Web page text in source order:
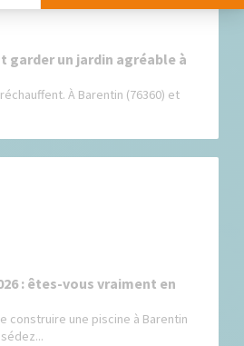
garder un jardin agréable à
À Barentin (76360) et
: êtes-vous vraiment en
construire une piscine à Barentin